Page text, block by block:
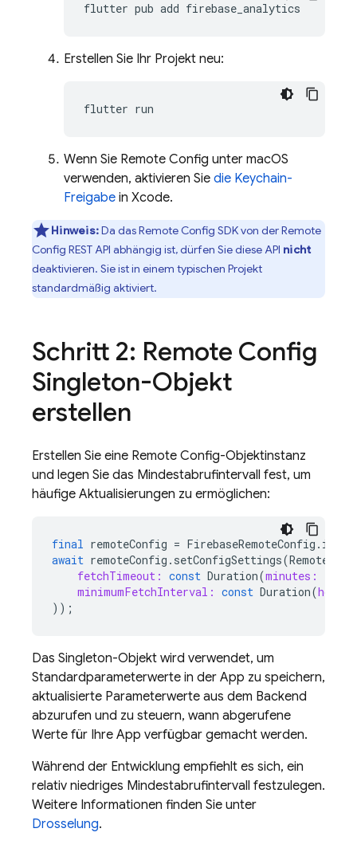
flutter pub add
Erstellen Sie Ihr Projekt neu:
flutter
Wenn Sie Remote Config unter macOS
verwenden, aktivieren Sie die Keychain-
Freigabe in Xcode.
Hinweis:Da das Remote Config SDK von der Remote
Config REST API abhängig ist, dürfen Sie diese API nicht
deaktivieren. Sie ist in einem typischen Projekt
standardmäßig aktiviert.
Schritt 2: Remote Config
Singleton-Objekt
erstellen
Erstellen Sie eine Remote Config-Objektinstanz
und legen Sie das Mindestabrufintervall fest, um
häufige Aktualisierungen zu ermöglichen:
final remoteConfig = FirebaseRemoteConfig .
await remoteConfig . setConfigSettings(
fetchTimeout: const Duration(minutes:
minimumFetchInterval: const Duration(hours:
));
Das Singleton-Objekt wird verwendet, um
Standardparameterwerte in der App zu speichern,
aktualisierte Parameterwerte aus dem Backend
abzurufen und zu steuern, wann abgerufene
Werte für Ihre App verfügbar gemacht werden.
Während der Entwicklung empfiehlt es sich, ein
relativ niedriges Mindestabrufintervall festzulegen.
Weitere Informationen finden Sie unter
Drosselung.